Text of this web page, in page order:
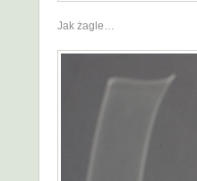
Jak żagle…